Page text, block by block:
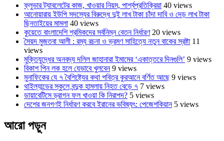
ফ্লুভার ট্যাবলেটের কাজ, খাওয়ার নিয়ম, পার্শ্বপ্রতিক্রিয়া 40 views
আনোয়ারায় ইউপি সদস্যের বিরুদ্ধে দুই লাখ টাকা চাঁদা দাবি ও দেড় লাখ টাকা
ছিনতাইয়ের মামলা 40 views
কুয়েতে বাংলাদেশি শ্রমিকদের সর্বনিম্ন বেতন নির্ধারণ 20 views
সৈয়দ মুজতবা আলী : রম্য রচনা ও ভ্রমণ সাহিত্যে নতুন বাকের স্রষ্টা 11
views
মুক্তিযুদ্ধের অনবদ্য দলিল জাহানারা ইমামের ‘একাত্তরে দিনগুলি’ 9 views
বিকাশ পিন লক হলে যেভাবে খুলবেন 9 views
মুনাফিকের যে ৭ বৈশিষ্ট্যের কথা পবিত্র কুরআনে বর্ণিত আছে 9 views
থাইল্যান্ডের স্কুলে বন্দুক হামলায় নিহত বেড়ে ৭ 7 views
ডায়াবেটিসে ড্রাগন ফল খাওয়া কি নিরাপদ? 5 views
দেশের জনগণই নির্ধারণ করবে ইরানের ভবিষ্যৎ: পেজেশকিয়ান 5 views
আরো পড়ুন